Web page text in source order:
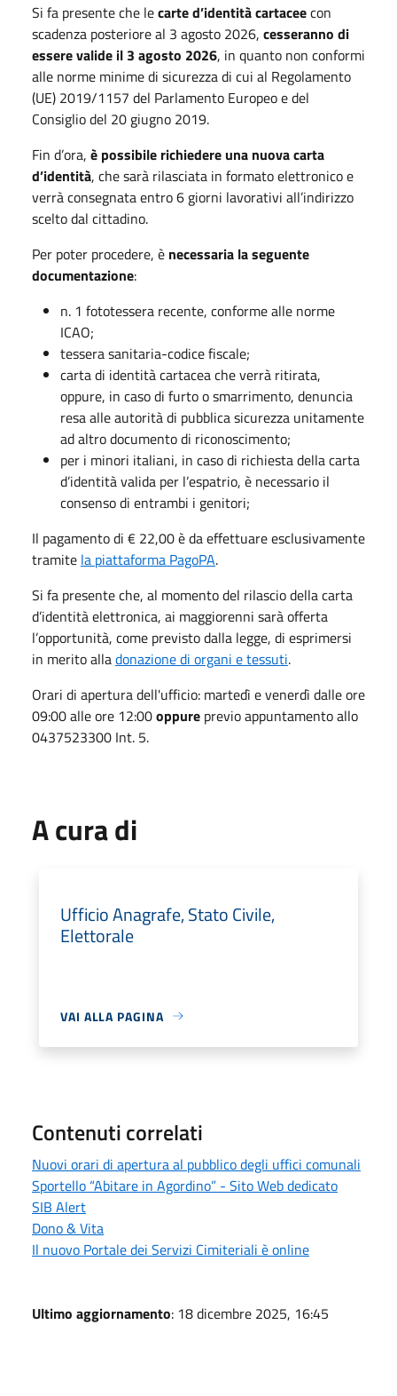
Si fa presente che lecarte d’identità cartaceecon
scadenza posteriore al 3 agosto 2026, cesseranno di
essere valide il 3 agosto 2026, in quanto non conformi
alle norme minime di sicurezza di cui al Regolamento
(UE) 2019/1157 del Parlamento Europeo e del
Consiglio del 20 giugno 2019.
Fin d’ora, è possibile richiedere una nuova carta
d’identità, che sarà rilasciata in formato elettronico e
verrà consegnata entro 6 giorni lavorativi all’indirizzo
scelto dal cittadino.
Per poter procedere, è necessaria la seguente
documentazione:
n. 1 fototessera recente, conforme alle norme
ICAO;
tessera sanitaria-codice fiscale;
carta di identità cartacea che verrà ritirata,
oppure, in caso di furto o smarrimento, denuncia
resa alle autorità di pubblica sicurezza unitamente
ad altro documento di riconoscimento;
per i minori italiani, in caso di richiesta della carta
d’identità valida per l’espatrio, è necessario il
consenso di entrambi i genitori;
Il pagamento di € 22,00 è da effettuare esclusivamente
tramite la piattaforma PagoPA.
Si fa presente che, al momento del rilascio della carta
d’identità elettronica, ai maggiorenni sarà offerta
l’opportunità, come previsto dalla legge, di esprimersi
in merito alladonazione di organi e tessuti.
Orari di apertura dell'ufficio: martedì e venerdì dalle ore
09:00 alle ore 12:00oppure previo appuntamento allo
0437523300 Int. 5.
A cura di
Ufficio Anagrafe, Stato Civile,
Elettorale
VAI ALLA PAGINA
Contenuti correlati
Nuovi orari di apertura al pubblico degli uffici comunali
Sportello “Abitare in Agordino” - Sito Web dedicato
SIB Alert
Dono & Vita
Il nuovo Portale dei Servizi Cimiteriali è online
Ultimo aggiornamento: 18 dicembre 2025, 16:45